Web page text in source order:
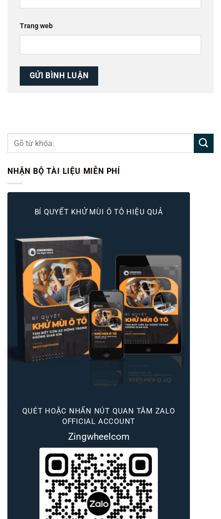
Trang web
NHẬN BỘ TÀI LIỆU MIỄN PHÍ
BÍ QUYẾT KHỬ MÙI Ô TÔ HIỆU QUẢ
QUÉT HOẶC NHẤN NÚT QUAN TÂM ZALO
OFFICIAL ACCOUNT
Zingwheelcom